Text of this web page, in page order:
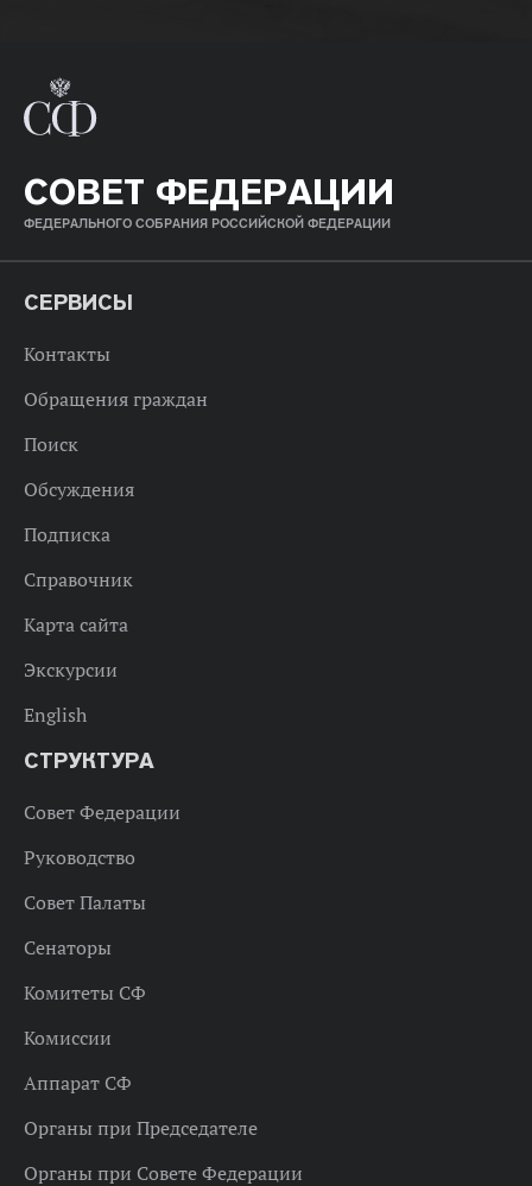
СОВЕТ ФЕДЕРАЦИИ
ФЕДЕРАЛЬНОГО СОБРАНИЯ РОССИЙСКОЙ ФЕДЕРАЦИИ
СЕРВИСЫ
Контакты
Обращения граждан
Поиск
Обсуждения
Подписка
Справочник
Карта сайта
Экскурсии
English
СТРУКТУРА
Совет Федерации
Руководство
Совет Палаты
Сенаторы
Комитеты СФ
Комиссии
Аппарат СФ
Органы при Председателе
Органы при Совете Федерации